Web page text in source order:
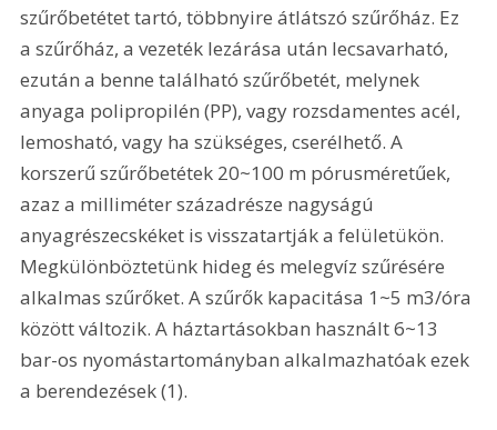
szűrőbetétet tartó, többnyire átlátszó szűrőház. Ez
a szűrőház, a vezeték lezárása után lecsavarható,
ezután a benne található szűrőbetét, melynek
anyaga polipropilén (PP), vagy rozsdamentes acél,
lemosható, vagy ha szükséges, cserélhető. A
korszerű szűrőbetétek 20~100 m pórusméretűek,
azaz a milliméter századrésze nagyságú
anyagrészecskéket is visszatartják a felületükön.
Megkülönböztetünk hideg és melegvíz szűrésére
alkalmas szűrőket. A szűrők kapacitása 1~5 m3/óra
között változik. A háztartásokban használt 6~13
bar-os nyomástartományban alkalmazhatóak ezek
a berendezések (1).